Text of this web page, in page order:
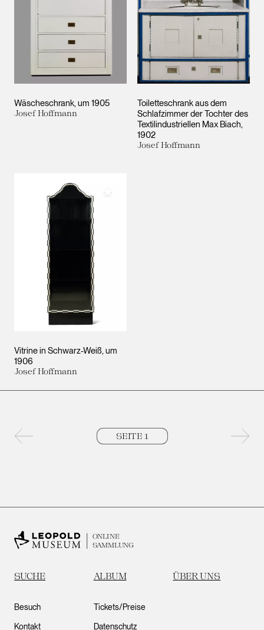
Wäscheschrank um 1905
Josef Hoffmann
Toiletteschrank aus dem
Schlafzimmer der Tochter des
Textilindustriellen Max Biach
1902
Josef Hoffmann
Vitrine in Schwarz-Weiß um
1906
Josef Hoffmann
Meiner Sammlung hinzufügen
ONLINE
SAMMLUNG
SUCHE ALBUM ÜBER UNS
Besuch
Kontakt
Tickets/Preise
Datenschutz